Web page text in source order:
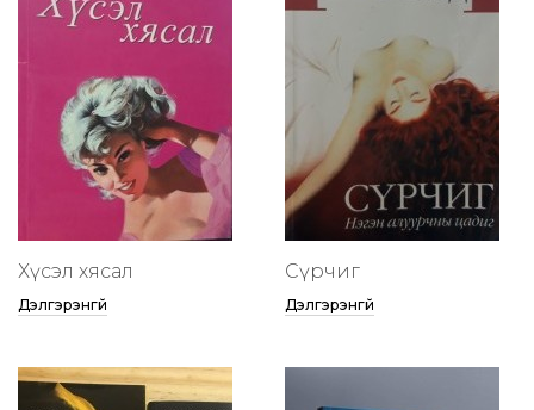
Хүсэл хясал
Дэлгэрэнгүй
Сүрчиг
Дэлгэрэнгүй